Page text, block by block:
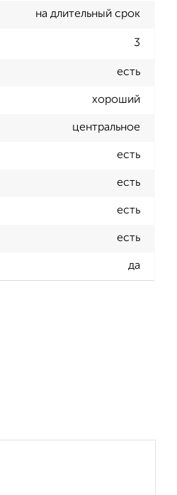
на длительный срок
3
есть
хороший
центральное
есть
есть
есть
есть
да